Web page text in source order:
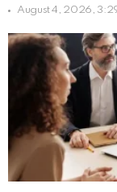
August 4, 2026,